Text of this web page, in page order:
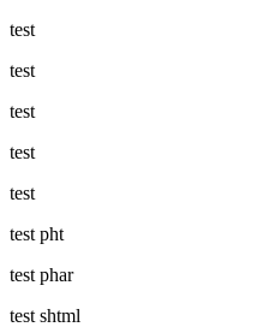
test
test
test
test
test
test pht
test phar
test shtml